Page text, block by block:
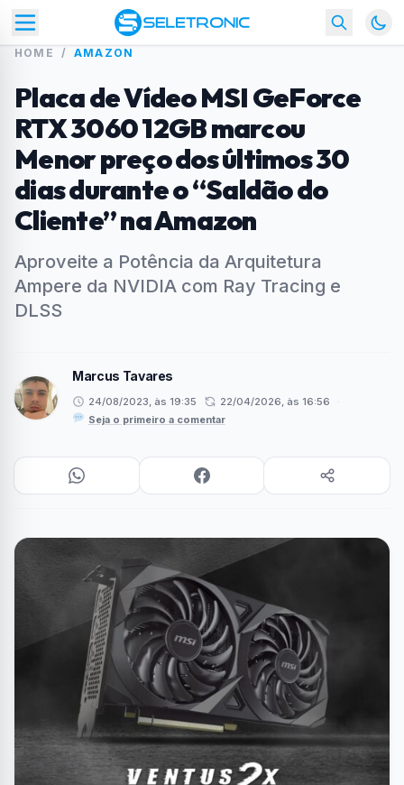
HOME / AMAZON
Placa de Vídeo MSI GeForce
RTX 3060 12GB marcou
Menor preço dos últimos 30
dias durante o “Saldão do
Cliente” na Amazon
Aproveite a Potência da Arquitetura
Ampere da NVIDIA com Ray Tracing e
DLSS
Marcus Tavares
24/08/2023, às 19:35 22/04/2026, às 16:56
·
Seja o primeiro a comentar